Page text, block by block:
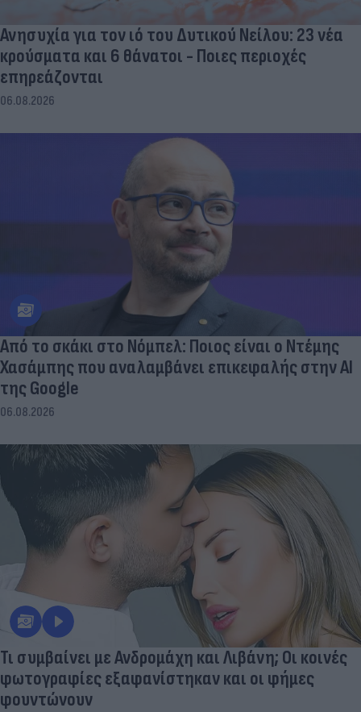
Ανησυχία για τον ιό του Δυτικού Νείλου: 23 νέα
κρούσματα και 6 θάνατοι - Ποιες περιοχές
επηρεάζονται
06.08.2026
Από το σκάκι στο Νόμπελ: Ποιος είναι ο Ντέμης
Χασάμπης που αναλαμβάνει επικεφαλής στην ΑΙ
της Google
06.08.2026
Τι συμβαίνει με Ανδρομάχη και Λιβάνη; Οι κοινές
φωτογραφίες εξαφανίστηκαν και οι φήμες
φουντώνουν